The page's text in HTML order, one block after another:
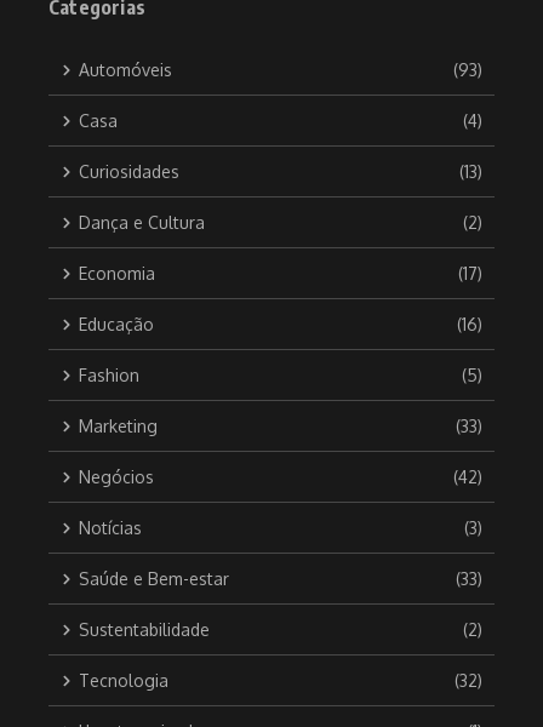
Categorias
Automóveis (93)
Casa (4)
Curiosidades (13)
Dança e Cultura (2)
Economia (17)
Educação (16)
Fashion (5)
Marketing (33)
Negócios (42)
Notícias (3)
Saúde e Bem-estar (33)
Sustentabilidade (2)
Tecnologia (32)